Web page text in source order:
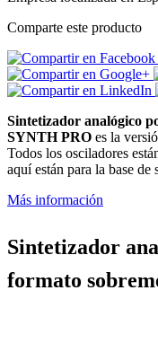
Comparte este producto
Sintetizador analógico
SYNTH PRO es la
Todos los osciladores
aquí están para la base
Más información
Sintetizador
formato